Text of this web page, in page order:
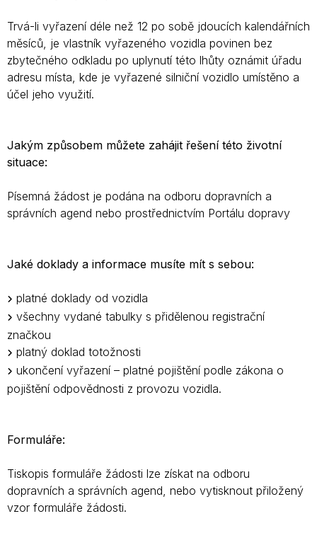
Trvá-li vyřazení déle než 12 po sobě jdoucích kalendářních
měsíců, je vlastník vyřazeného vozidla povinen bez
zbytečného odkladu po uplynutí této lhůty oznámit úřadu
adresu místa, kde je vyřazené silniční vozidlo umístěno a
účel jeho využití.
Jakým způsobem můžete zahájit řešení této životní
situace:
Písemná žádost je podána na odboru dopravních a
správních agend nebo prostřednictvím Portálu dopravy
Jaké doklady a informace musíte mít s sebou:
platné doklady od vozidla
všechny vydané tabulky s přidělenou registrační
značkou
platný doklad totožnosti
ukončení vyřazení – platné pojištění podle zákona o
pojištění odpovědnosti z provozu vozidla.
Formuláře:
Tiskopis formuláře žádosti lze získat na odboru
dopravních a správních agend, nebo vytisknout přiložený
vzor formuláře žádosti.